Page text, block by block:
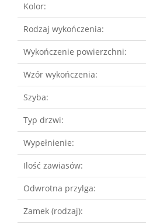
Kolor:
Rodzaj wykończenia:
Wykończenie powierzchni:
Wzór wykończenia:
Szyba:
Typ drzwi:
Wypełnienie:
Ilość zawiasów:
Odwrotna przylga:
Zamek (rodzaj):